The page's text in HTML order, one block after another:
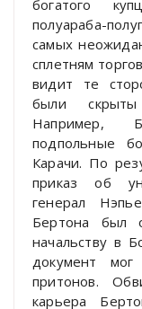
богатого
полуараба-
самых
сплетням
видит те
были
Например,
подпольные
Карачи. По
приказ об
генерал
Бертона был
начальству в
документ мог
притонов.
карьера